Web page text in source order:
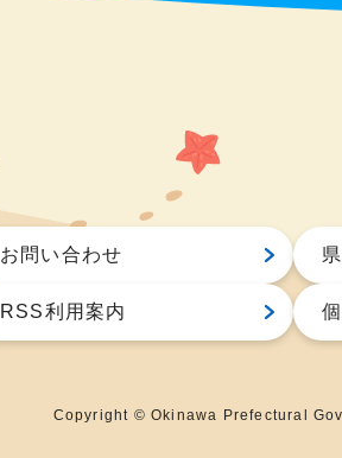
お問い合わせ
RSS利用案内
Copyright © Okinawa Prefectural